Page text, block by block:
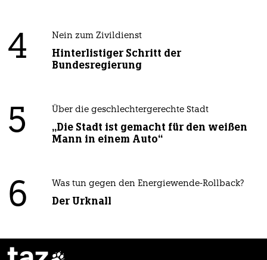
4 Nein zum Zivildienst
Hinterlistiger Schritt der
Bundesregierung
5 Über die geschlechtergerechte Stadt
„Die Stadt ist gemacht für den weißen
Mann in einem Auto“
6 Was tun gegen den Energiewende-Rollback?
Der Urknall